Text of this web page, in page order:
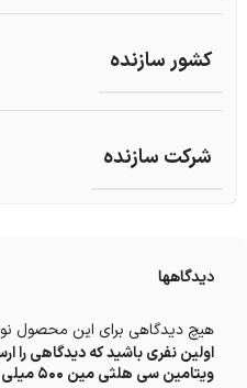
کشور سازنده
شرکت سازنده
دیدگاهها
هیچ دیدگاهی برای این محصول
اولین نفری باشید که دیدگاهی را
ویتامین سی هلثی مین 500 میلی گرمی 20 عددی”